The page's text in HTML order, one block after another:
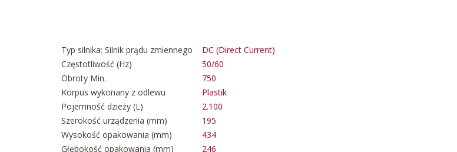
Typ silnika: Silnik prądu zmiennego
DC (Direct Current)
Częstotliwość (Hz)
50/60
Obroty Min.
750
Korpus wykonany z odlewu
Plastik
Pojemność dzieży (L)
2.100
Szerokość urządzenia (mm)
195
Wysokość opakowania (mm)
434
Głębokość opakowania (mm)
246